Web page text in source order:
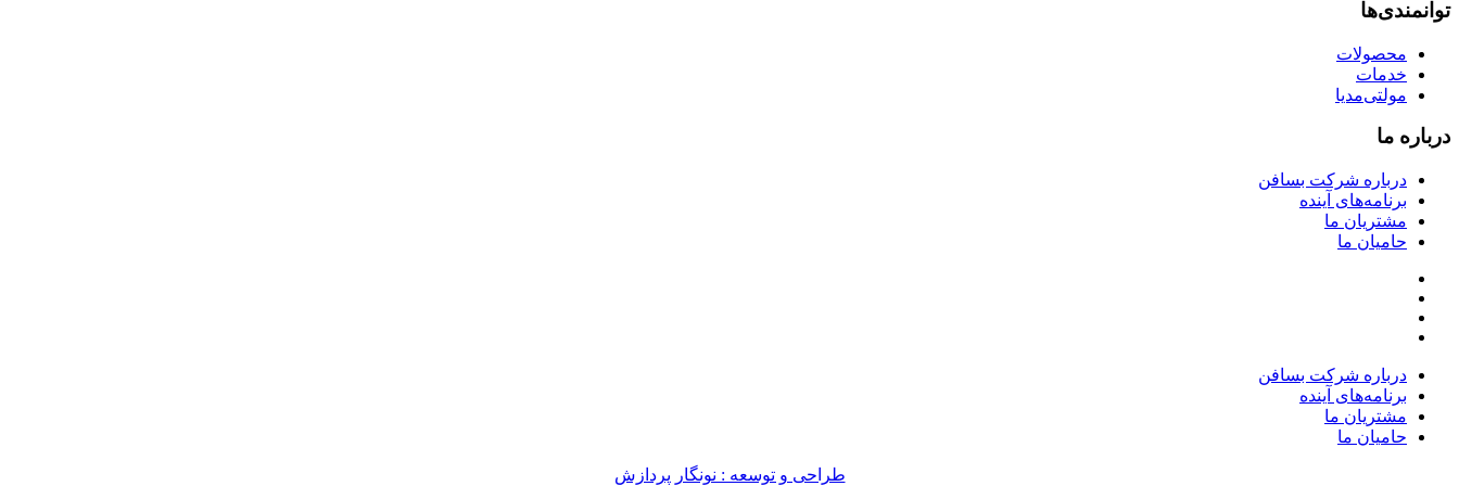
توانمندی‌ها
محصولات
خدمات
مولتی‌مدیا
درباره ما
درباره شرکت بسافن
برنامه‌های آینده
مشتریان ما
حامیان ما
درباره شرکت بسافن
برنامه‌های آینده
مشتریان ما
حامیان ما
طراحی و توسعه : نونگار پردازش